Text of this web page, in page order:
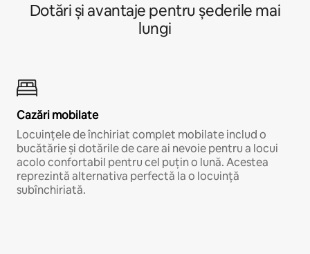
Dotări și avantaje pentru șederile mai
lungi
Cazări mobilate
Locuințele de închiriat complet mobilate includ o
bucătărie și dotările de care ai nevoie pentru a locui
acolo confortabil pentru cel puțin o lună. Acestea
reprezintă alternativa perfectă la o locuință
subînchiriată.